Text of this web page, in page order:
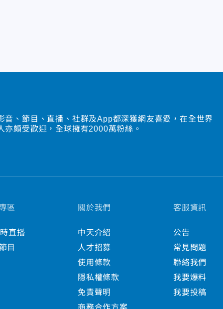
音、節目、直播、社群及App都深獲網友喜愛，在全世界
亦頗受歡迎，全球擁有2000萬粉絲。
區
直播
目
關於我們
中天介紹
人才招募
使用條款
隱私權條款
免責聲明
商務合作方案
客服資訊
公告
常見問題
聯絡我們
我要爆料
我要投稿